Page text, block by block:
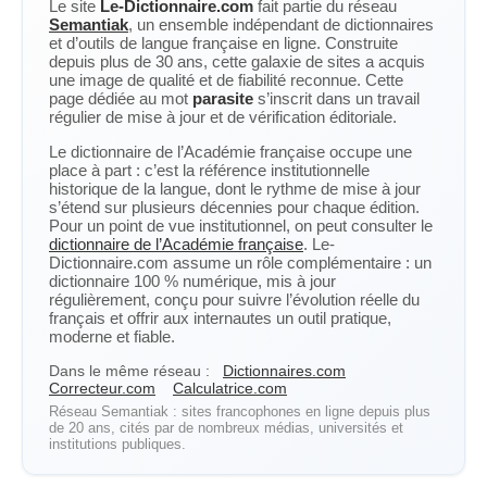
Le site Le-Dictionnaire.com fait partie du réseau
Semantiak, un ensemble indépendant de dictionnaires
et d’outils de langue française en ligne. Construite
depuis plus de 30 ans, cette galaxie de sites a acquis
une image de qualité et de fiabilité reconnue. Cette
page dédiée au mot parasite s’inscrit dans un travail
régulier de mise à jour et de vérification éditoriale.
Le dictionnaire de l’Académie française occupe une
place à part : c’est la référence institutionnelle
historique de la langue, dont le rythme de mise à jour
s’étend sur plusieurs décennies pour chaque édition.
Pour un point de vue institutionnel, on peut consulter le
dictionnaire de l’Académie française. Le-
Dictionnaire.com assume un rôle complémentaire : un
dictionnaire 100 % numérique, mis à jour
régulièrement, conçu pour suivre l’évolution réelle du
français et offrir aux internautes un outil pratique,
moderne et fiable.
Dans le même réseau :
Dictionnaires.com
Correcteur.com
Calculatrice.com
Réseau Semantiak : sites francophones en ligne depuis plus
de 20 ans, cités par de nombreux médias, universités et
institutions publiques.